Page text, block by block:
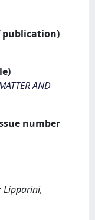
publication)
AND
number
Lipparini,